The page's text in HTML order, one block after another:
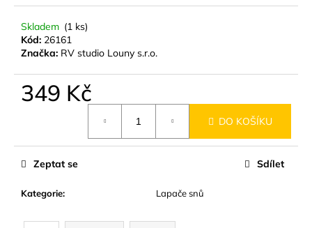
Skladem (1 ks)
Kód: 26161
Značka: RV studio Louny s.r.o.
349 Kč
DO KOŠÍKU
Kategorie: Lapače snů
Zeptat se Sdílet
D
o
p
u
e